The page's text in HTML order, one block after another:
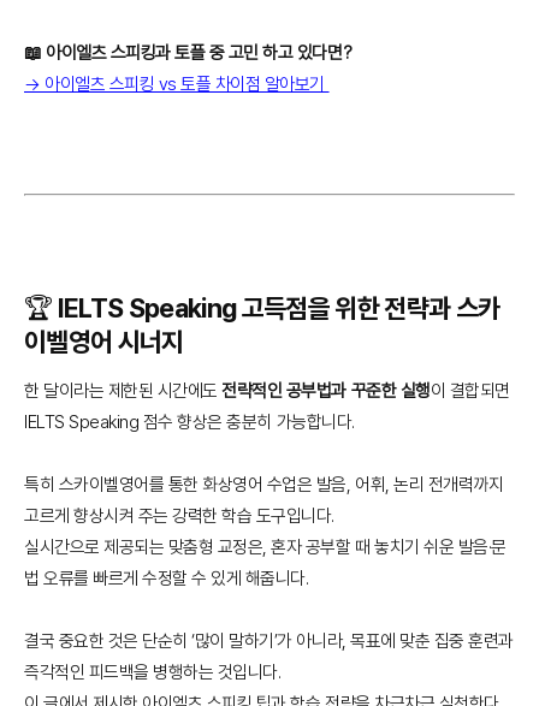
📖 아이엘츠 스피킹과 토플 중 고민 하고 있다면?
→ 아이엘츠 스피킹 vs 토플 차이점 알아보기
🏆 IELTS Speaking 고득점을 위한 전략과 스카
이벨영어 시너지
한 달이라는 제한된 시간에도전략적인 공부법과 꾸준한 실행이 결합되면
IELTS Speaking 점수 향상은 충분히 가능합니다.
특히 스카이벨영어를 통한 화상영어 수업은 발음, 어휘, 논리 전개력까지
고르게 향상시켜 주는 강력한 학습 도구입니다.
실시간으로 제공되는 맞춤형 교정은, 혼자 공부할 때 놓치기 쉬운 발음·문
법 오류를 빠르게 수정할 수 있게 해줍니다.
결국 중요한 것은 단순히 ‘많이 말하기’가 아니라, 목표에 맞춘 집중 훈련과
즉각적인 피드백을 병행하는 것입니다.